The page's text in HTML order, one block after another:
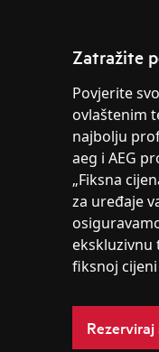
Zatražite
Povjerite
ovlaštenim
najbolju
aeg i AEG
„Fiksna
za uređaje
ekskluzivnu
fiksnoj
Rezerviraj